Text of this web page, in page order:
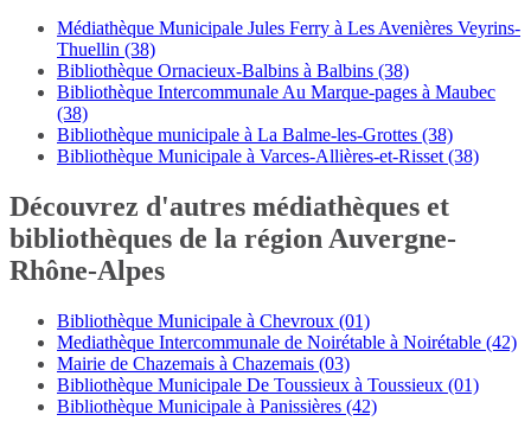
Médiathèque Municipale Jules Ferry à Les Avenières Veyrins-
Thuellin (38)
Bibliothèque Ornacieux-Balbins à Balbins (38)
Bibliothèque Intercommunale Au Marque-pages à Maubec
(38)
Bibliothèque municipale à La Balme-les-Grottes (38)
Bibliothèque Municipale à Varces-Allières-et-Risset (38)
Découvrez d'autres médiathèques et
bibliothèques de la région Auvergne-
Rhône-Alpes
Bibliothèque Municipale à Chevroux (01)
Mediathèque Intercommunale de Noirétable à Noirétable (42)
Mairie de Chazemais à Chazemais (03)
Bibliothèque Municipale De Toussieux à Toussieux (01)
Bibliothèque Municipale à Panissières (42)